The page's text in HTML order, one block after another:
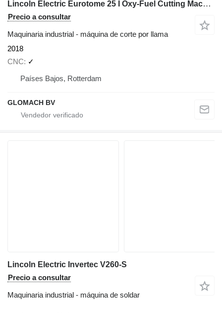
Lincoln Electric Eurotome 25 I Oxy-Fuel Cutting Machine I 2018
Precio a consultar
Maquinaria industrial - máquina de corte por llama
2018
CNC
✓
Países Bajos, Rotterdam
GLOMACH BV
Lincoln Electric Invertec V260-S
Precio a consultar
Maquinaria industrial - máquina de soldar